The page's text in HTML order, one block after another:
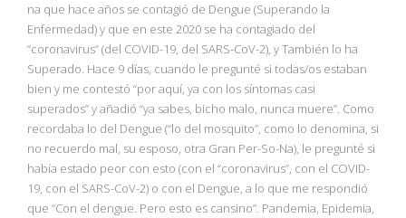
NBA
MULTIMEDIA
RIO 2016
na que hace años se contagió de Dengue (Superando la
Enfermedad) y que en este 2020 se ha contagiado del
“coronavirus” (del COVID-19, del SARS-CoV-2), y También lo ha
Superado. Hace 9 días, cuando le pregunté si todas/os estaban
bien y me contestó “por aquí, ya con los síntomas casi
superados” y añadió “ya sabes, bicho malo, nunca muere”. Como
recordaba lo del Dengue (“lo del mosquito”, como lo denomina, si
no recuerdo mal, su esposo, otra Gran Per-So-Na), le pregunté si
había estado peor con esto (con el “coronavirus”, con el COVID-
19, con el SARS-CoV-2) o con el Dengue, a lo que me respondió
que “Con el dengue. Pero esto es cansino”. Pandemia, Epidemia,